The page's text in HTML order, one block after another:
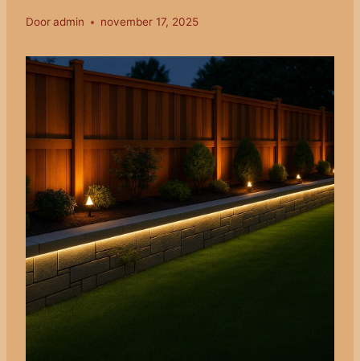
Dooradmin november 17, 2025